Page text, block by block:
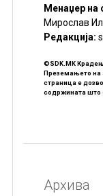
Менаџер на
Мирослав
Редакцијa:
©SDK.MK
Преземањето на
страница е
содржината што
Архива